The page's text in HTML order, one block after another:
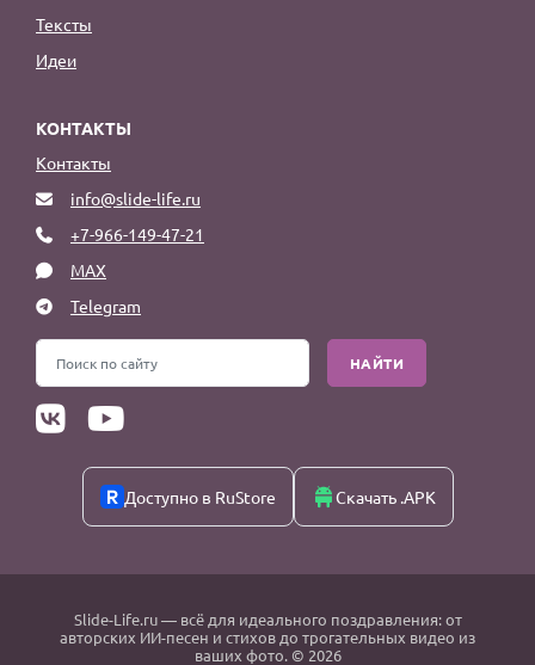
Тексты
Идеи
КОНТАКТЫ
Контакты
info@slide-life.ru
+7-966-149-47-21
MAX
Telegram
НАЙТИ
Доступно в RuStore Скачать .APK
Slide-Life.ru— всё для идеального поздравления: от
авторских ИИ-песен и стихов до трогательных видео из
ваших фото. © 2026